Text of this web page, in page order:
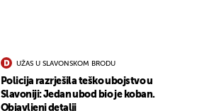
UŽAS U SLAVONSKOM BRODU
Policija razrješila teško ubojstvo u
Slavoniji: Jedan ubod bio je koban.
Objavljeni detalji